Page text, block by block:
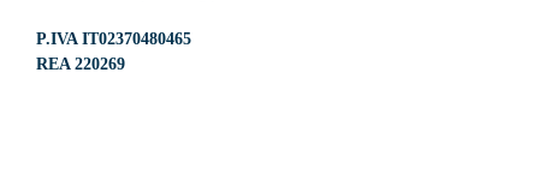
P.IVA IT02370480465
REA 220269